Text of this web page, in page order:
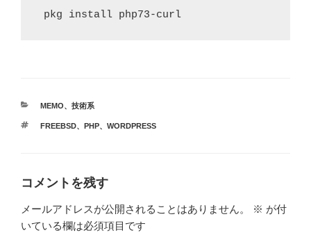
カ
ゴ
MEMO、 技術系
タ
FREEBSD、 PHP、 WORDPRESS
コメントを残す
メールアドレスが公開されることはありません。 ※ が付
いている欄は必須項目です